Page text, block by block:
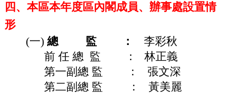
四、本區本年度區內閣成員、辦事處設置情
形
(一) 總 監 ：
李彩秋
前 任 總 監 ：
林正義
第一副總 監
： 張文深
第二副總 監
： 黃美麗